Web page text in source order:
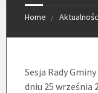
Home
Sesja Rady
dniu 25 września